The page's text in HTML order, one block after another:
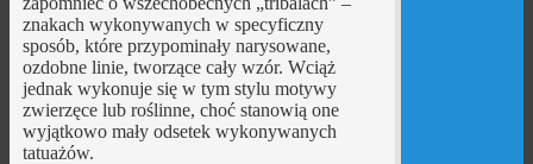
znakach wykonywanych w specyficzny
sposób, które przypominały narysowane,
ozdobne linie, tworzące cały wzór. Wciąż
jednak wykonuje się w tym stylu motywy
zwierzęce lub roślinne, choć stanowią one
wyjątkowo mały odsetek wykonywanych
tatuażów.